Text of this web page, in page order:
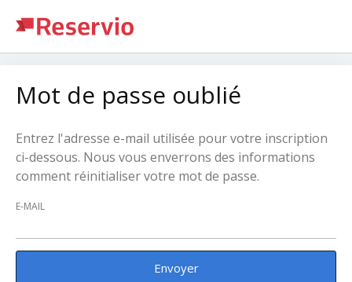
Mot de passe oublié
Entrez l'adresse e-mail utilisée pour votre inscription
ci-dessous. Nous vous enverrons des informations
comment réinitialiser votre mot de passe.
E-MAIL
Envoyer